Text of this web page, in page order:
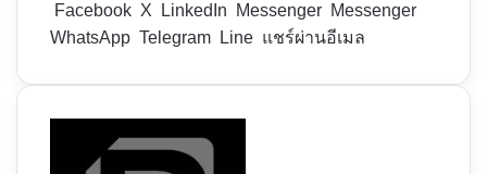
Facebook X LinkedIn Messenger Messenger
WhatsApp Telegram Line แชร์ผ่านอีเมล